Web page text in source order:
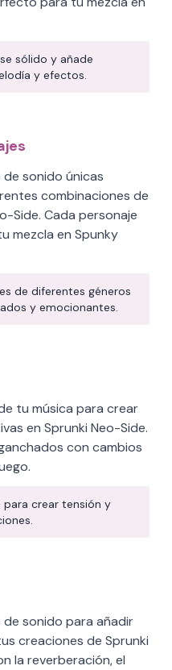
sólido y añade
y efectos.
sonido únicas
combinaciones de
Side. Cada personaje
mezcla en Spunky
de diferentes géneros
y emocionantes.
tu música para crear
en Sprunki Neo-Side.
con cambios
para crear tensión y
sonido para añadir
creaciones de Sprunki
la reverberación, el